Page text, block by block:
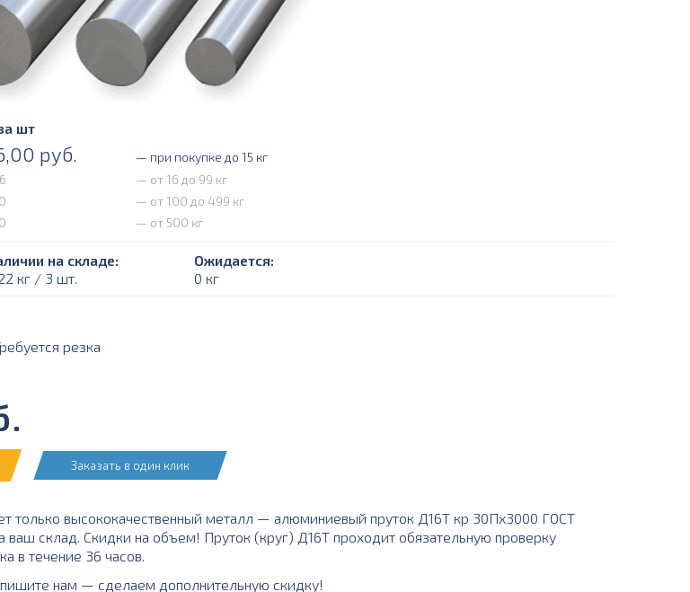
шт
руб.
— при покупке до 15 кг
— от 16 до 99 кг
— от 100 до 499 кг
— от 500 кг
на складе:
кг / 3 шт.
Ожидается:
0 кг
резка
Заказать в один клик
только высококачественный металл — алюминиевый пруток Д16Т кр 30Пх3000 ГОСТ
ваш склад. Скидки на объем! Пруток (круг) Д16Т проходит обязательную проверку
в течение 36 часов.
нам — сделаем дополнительную скидку!